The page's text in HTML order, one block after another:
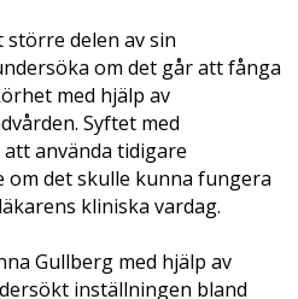
delen av sin
om det går att fånga
med hjälp av
Syftet med
använda tidigare
det skulle kunna fungera
kliniska vardag.
Gullberg med hjälp av
inställningen bland